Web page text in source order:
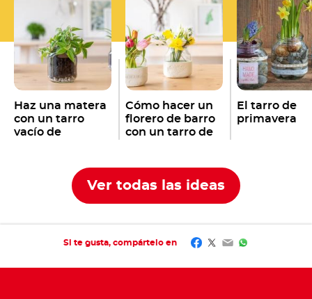
Haz una matera
con un tarro
vacío de
Cómo hacer un
florero de barro
con un tarro de
El tarro de
primavera
Ver todas las ideas
Si te gusta, compártelo en Facebook
Twitter
EmailWhatsApp